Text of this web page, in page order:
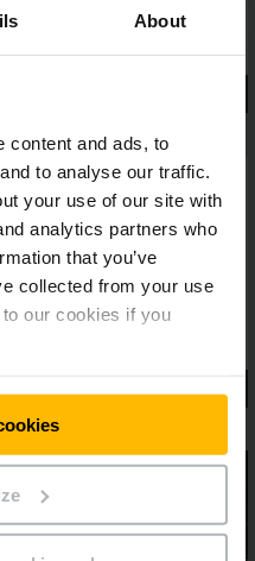
About
content and ads, to
to analyse our traffic.
your use of our site with
analytics partners who
that you’ve
collected from your use
our cookies if you